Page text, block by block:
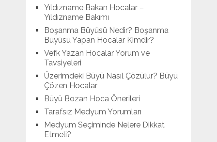
Yıldızname Bakan Hocalar –
Yıldızname Bakımı
Boşanma Büyüsü Nedir? Boşanma
Büyüsü Yapan Hocalar Kimdir?
Vefk Yazan Hocalar Yorum ve
Tavsiyeleri
Üzerimdeki Büyü Nasıl Çözülür? Büyü
Çözen Hocalar
Büyü Bozan Hoca Önerileri
Tarafsız Medyum Yorumları
Medyum Seçiminde Nelere Dikkat
Etmeli?